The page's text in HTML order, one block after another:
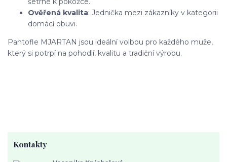
Ověřená kvalita: Jednička mezi zákazníky v kategorii
domácí obuvi.
Pantofle MJARTAN jsou ideální volbou pro každého muže,
který si potrpí na pohodlí, kvalitu a tradiční výrobu.
Kontakty